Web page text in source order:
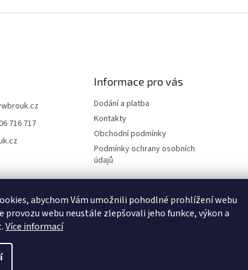
abychom Vám umožnili pohodlné prohlížení webu
provozu webu neustále zlepšovali jeho funkce, výkon a
Více informací
716 717
Informace pro vás
Dodání a platba
Kontakty
Obchodní podmínky
Podmínky ochrany osobních
údajů